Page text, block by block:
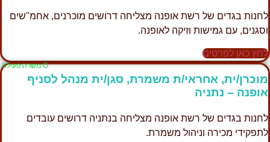
לחנות בגדים של רשת אופנה מצליחה דרושים מוכרנים, אחמ"שים
וסגנים, עם גמישות וזיקה לאופנה.
לחץ כאן לפרטים
Ο משרה פעילה
מוכרן/ית, אחראי/ת משמרת, סגן/ית מנהל לסניף
אופנה – נתניה
לחנות בגדים של רשת אופנה מצליחה בנתניה דרושים עובדים
לתפקידי מכירה וניהול משמרת.